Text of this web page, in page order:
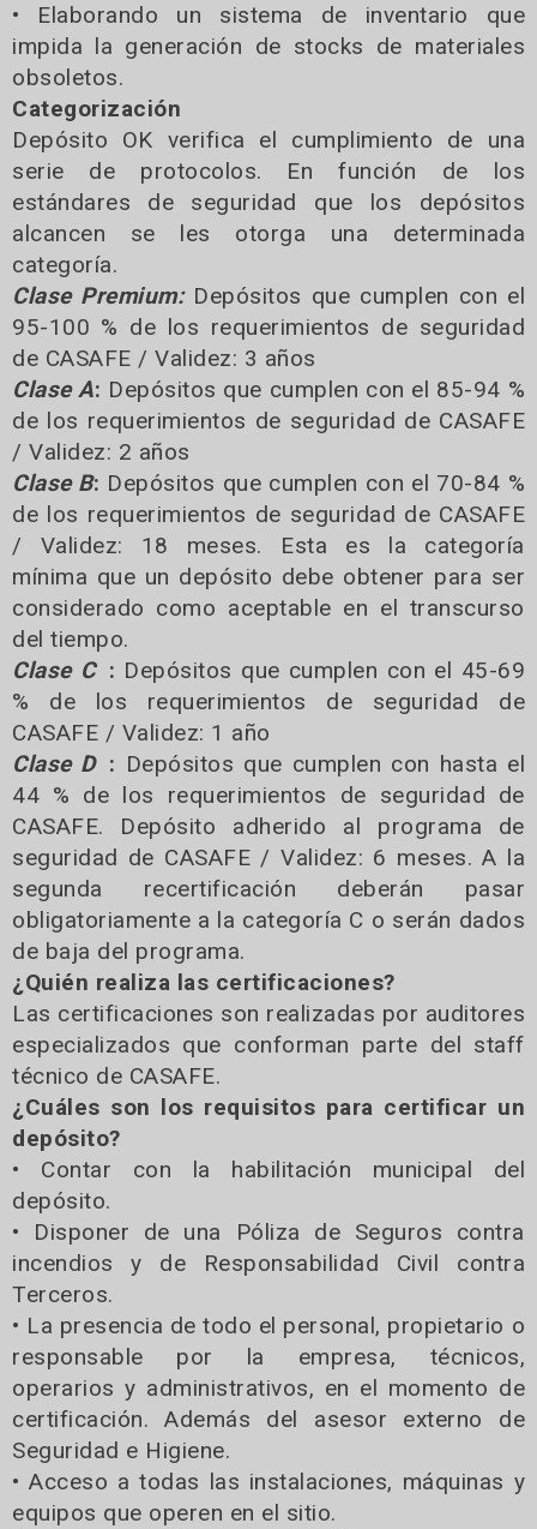
• Elaborando un sistema de inventario que
impida la generación de stocks de materiales
obsoletos.
Categorización
Depósito OK verifica el cumplimiento de una
serie de protocolos. En función de los
estándares de seguridad que los depósitos
alcancen se les otorga una determinada
categoría.
Clase Premium: Depósitos que cumplen con el
95-100 % de los requerimientos de seguridad
de CASAFE / Validez: 3 años
Clase A: Depósitos que cumplen con el 85-94 %
de los requerimientos de seguridad de CASAFE
/ Validez: 2 años
Clase B: Depósitos que cumplen con el 70-84 %
de los requerimientos de seguridad de CASAFE
/ Validez: 18 meses. Esta es la categoría
mínima que un depósito debe obtener para ser
considerado como aceptable en el transcurso
del tiempo.
Clase C : Depósitos que cumplen con el 45-69
% de los requerimientos de seguridad de
CASAFE / Validez: 1 año
Clase D : Depósitos que cumplen con hasta el
44 % de los requerimientos de seguridad de
CASAFE. Depósito adherido al programa de
seguridad de CASAFE / Validez: 6 meses. A la
segunda recertificación deberán pasar
obligatoriamente a la categoría C o serán dados
de baja del programa.
¿Quién realiza las certificaciones?
Las certificaciones son realizadas por auditores
especializados que conforman parte del staff
técnico de CASAFE.
¿Cuáles son los requisitos para certificar un
depósito?
• Contar con la habilitación municipal del
depósito.
• Disponer de una Póliza de Seguros contra
incendios y de Responsabilidad Civil contra
Terceros.
• La presencia de todo el personal, propietario o
responsable por la empresa, técnicos,
operarios y administrativos, en el momento de
certificación. Además del asesor externo de
Seguridad e Higiene.
• Acceso a todas las instalaciones, máquinas y
equipos que operen en el sitio.